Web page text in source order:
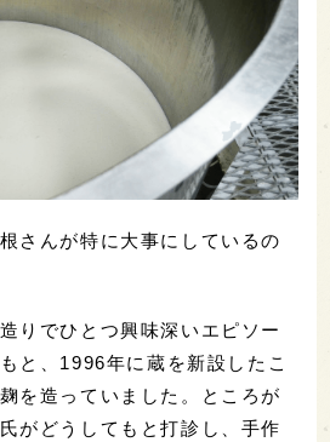
さんが特に大事にしているの
りでひとつ興味深いエピソー
と、1996年に蔵を新設したこ
を造っていました。ところが
がどうしてもと打診し、手作